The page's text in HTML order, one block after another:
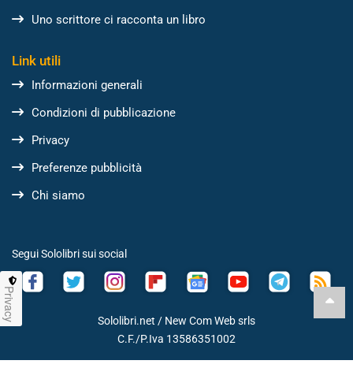
Uno scrittore ci racconta un libro
Link utili
Informazioni generali
Condizioni di pubblicazione
Privacy
Preferenze pubblicità
Chi siamo
Segui Sololibri sui social
Sololibri.net / New Com Web srls
C.F./P.Iva 13586351002
Privacy